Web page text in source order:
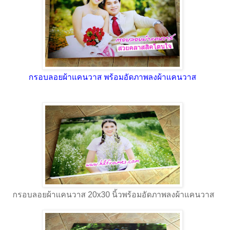
กรอบลอยผ้าแคนวาส พร้อมอัดภาพลงผ้าแคนวาส
กรอบลอยผ้าแคนวาส 20x30 นิ้วพร้อมอัดภาพลงผ้าแคนวาส